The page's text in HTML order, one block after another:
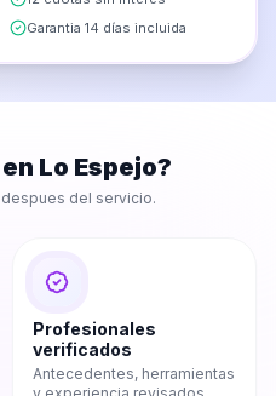
Garantia 14 días incluida
Lo Espejo?
del servicio.
Profesionales
verificados
Antecedentes, herramientas